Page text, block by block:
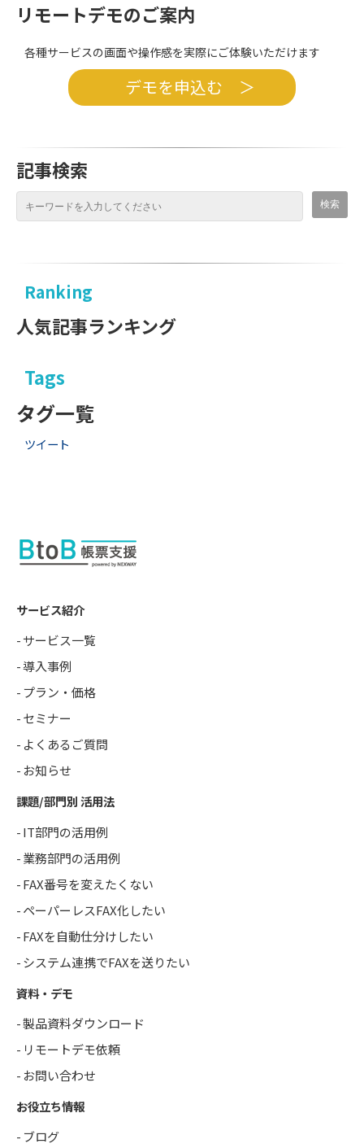
リモートデモのご案内
各種サービスの画面や操作感を実際にご体験いただけます
デモを申込む ＞
記事検索
Ranking
人気記事ランキング
Tags
タグ一覧
ツイート
サービス紹介
サービス一覧
導入事例
プラン・価格
セミナー
よくあるご質問
お知らせ
課題/部門別 活用法
IT部門の活用例
業務部門の活用例
FAX番号を変えたくない
ペーパーレスFAX化したい
FAXを自動仕分けしたい
システム連携でFAXを送りたい
資料・デモ
製品資料ダウンロード
リモートデモ依頼
お問い合わせ
お役立ち情報
ブログ